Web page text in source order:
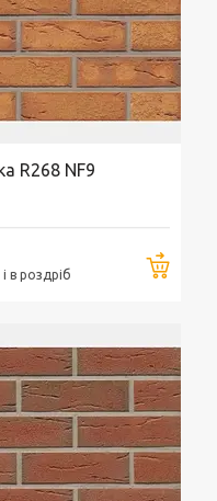
R268 NF9
в роздріб